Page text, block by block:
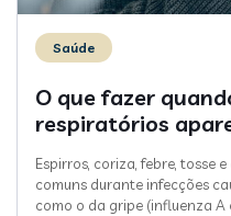
Saúde
O que fazer
respiratórios
Espirros, coriza, febre, tosse
comuns durante infecções
como o da gripe (influenza A